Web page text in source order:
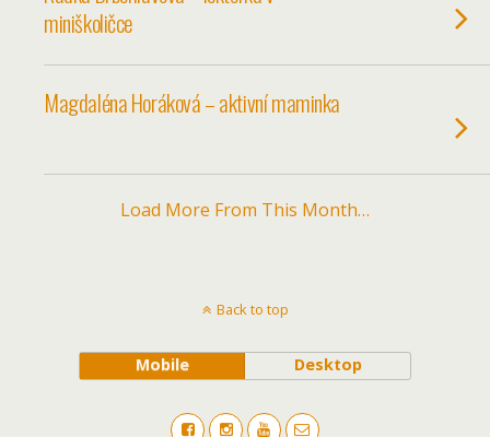
miniškoličce
Magdaléna Horáková – aktivní maminka
Load More From This Month…
Back to top
Mobile Desktop